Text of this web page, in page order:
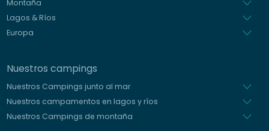
Montaña
Lagos & Ríos
Europa
Nuestros campings
Nuestros Campings junto al mar
Nuestros campamentos en lagos y ríos
Nuestros Campings de montaña